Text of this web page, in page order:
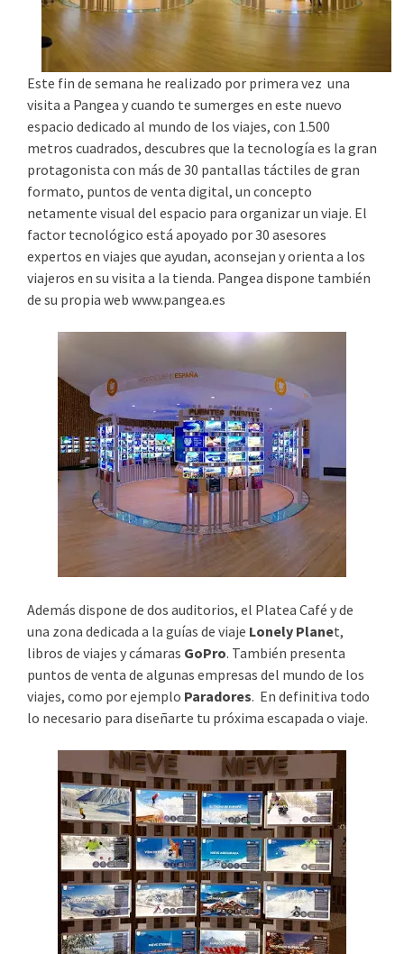
Este fin de semana he realizado por primera vez una
visita a Pangea y cuando te sumerges en este nuevo
espacio dedicado al mundo de los viajes, con 1.500
metros cuadrados, descubres que la tecnología es la gran
protagonista con más de 30 pantallas táctiles de gran
formato, puntos de venta digital, un concepto
netamente visual del espacio para organizar un viaje. El
factor tecnológico está apoyado por 30 asesores
expertos en viajes que ayudan, aconsejan y orienta a los
viajeros en su visita a la tienda. Pangea dispone también
de su propia web www.pangea.es
Además dispone de dos auditorios, el Platea Café y de
una zona dedicada a la guías de viaje Lonely Planet,
libros de viajes y cámaras GoPro. También presenta
puntos de venta de algunas empresas del mundo de los
viajes, como por ejemplo Paradores. En definitiva todo
lo necesario para diseñarte tu próxima escapada o viaje.